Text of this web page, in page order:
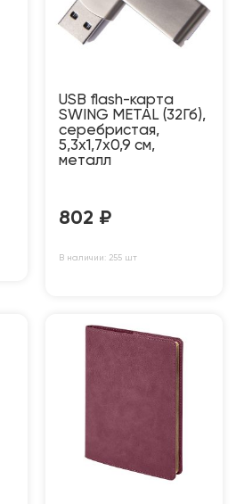
USB flash-карта
SWING METAL (32Гб),
серебристая,
5,3х1,7х0,9 см,
металл
802 ₽
В наличии: 255 шт